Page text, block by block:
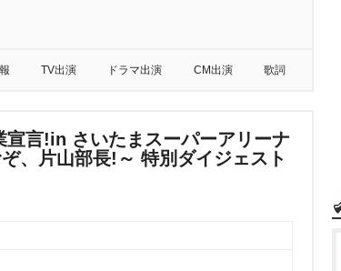
TV出演 ドラマ出演 CM出演 歌詞
宣言!in さいたまスーパーアリーナ
、片山部長!～ 特別ダイジェスト